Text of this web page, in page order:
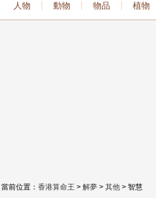
人物 動物 物品 植物
當前位置： 香港算命王 > 解夢 > 其他 > 智慧